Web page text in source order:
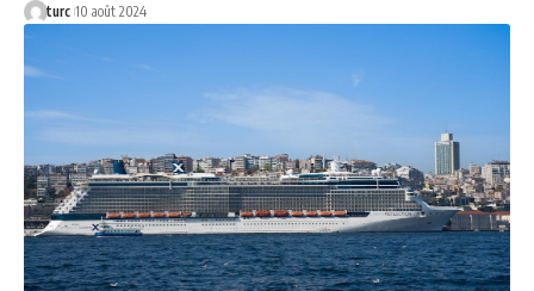
turc 10 août 2024